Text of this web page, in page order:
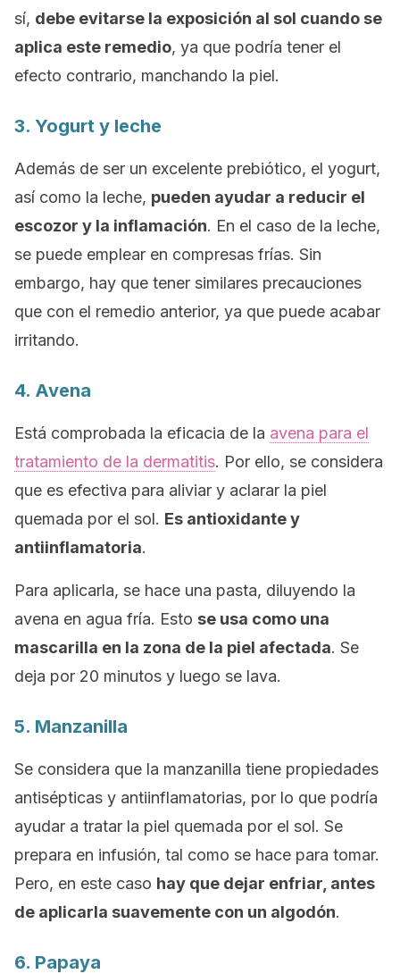
sí, debe evitarse la exposición al sol cuando se
aplica este remedio, ya que podría tener el
efecto contrario, manchando la piel.
3. Yogurt y leche
Además de ser un excelente prebiótico, el yogurt,
así como la leche, pueden ayudar a reducir el
escozor y la inflamación. En el caso de la leche,
se puede emplear en compresas frías. Sin
embargo, hay que tener similares precauciones
que con el remedio anterior, ya que puede acabar
irritando.
4. Avena
Está comprobada la eficacia de la avena para el
tratamiento de la dermatitis. Por ello, se considera
que es efectiva para aliviar y aclarar la piel
quemada por el sol. Es antioxidante y
antiinflamatoria.
Para aplicarla, se hace una pasta, diluyendo la
avena en agua fría. Esto se usa como una
mascarilla en la zona de la piel afectada. Se
deja por 20 minutos y luego se lava.
5. Manzanilla
Se considera que la manzanilla tiene propiedades
antisépticas y antiinflamatorias, por lo que podría
ayudar a tratar la piel quemada por el sol. Se
prepara en infusión, tal como se hace para tomar.
Pero, en este caso hay que dejar enfriar, antes
de aplicarla suavemente con un algodón.
6. Papaya